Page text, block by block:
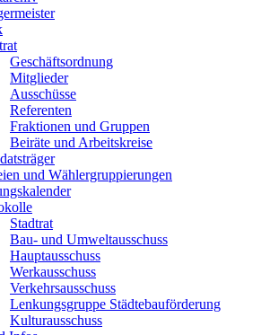
Geschäftsordnung
Mitglieder
Ausschüsse
Referenten
Fraktionen und Gruppen
Beiräte und Arbeitskreise
und Wählergruppierungen
Stadtrat
Bau- und Umweltausschuss
Hauptausschuss
Werkausschuss
Verkehrsausschuss
Lenkungsgruppe Städtebauförderung
Kulturausschuss